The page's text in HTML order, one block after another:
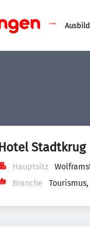
Hotel Stadtkrug
Hauptsitz
Branche